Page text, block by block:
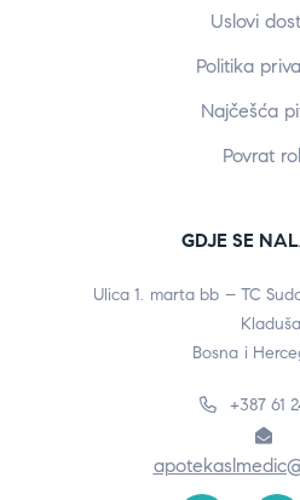
Uslovi
Politika
Najčešća
Povrat
GDJE SE
Ulica 1. marta bb – TC
Kladuša
Bosna i
+387 61